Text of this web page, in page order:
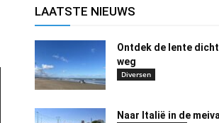
LAATSTE NIEUWS
Ontdek de lente
weg
Diversen
Naar Italië in de